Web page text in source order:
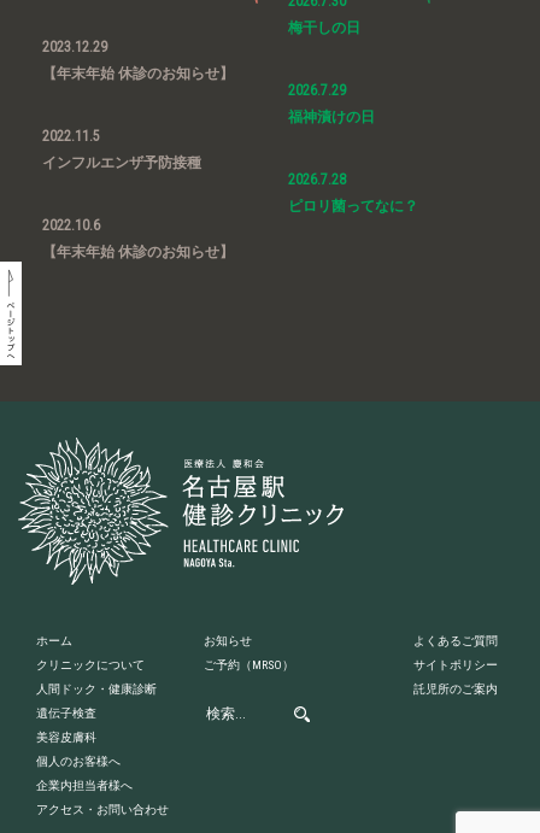
2023.12.29
【年末年始 休診のお知らせ】
2022.11.5
インフルエンザ予防接種
2022.10.6
【年末年始 休診のお知らせ】
梅干しの日
2026.7.29
福神漬けの日
2026.7.28
ピロリ菌ってなに？
ホーム
クリニックについて
人間ドック・健康診断
遺伝子検査
美容皮膚科
個人のお客様へ
企業内担当者様へ
アクセス・お問い合わせ
お知らせ
ご予約 （MRSO）
よくあるご質問
サイトポリシー
託児所のご案内